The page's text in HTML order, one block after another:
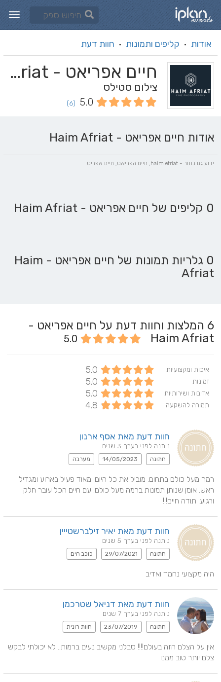
אודות · קליפים ותמונות · חוות דעת
חיים אפריאט - Haim Afriat
צילום סטילס
5.0
(6)
אודות חיים אפריאט - Haim Afriat
ידוע גם בתור - haim efriat, חיים הפריאט, חיים אפריט
0 קליפים של חיים אפריאט - Haim Afriat
0 גלריות תמונות של חיים אפריאט - Haim
Afriat
6 המלצות וחוות דעת על חיים אפריאט -
Haim Afriat
5.0
איכות ומקצועיות 5.0
זמינות 5.0
אדיבות ושירותיות 5.0
תמורה להשקעה 4.8
חוות דעת מאת אסף ארנון
ניתנה לפני בערך 3 שנים
חתונה 14/05/2023 מערבה
ורגוע. תודה חיים!!!
חוות דעת מאת יאיר זילברשטייין
ניתנה לפני בערך 5 שנים
חתונה 29/07/2021 כוכב הים
היה מקצועי נחמד ואדיב
חוות דעת מאת דניאל שטרכמן
ניתנה לפני בערך 7 שנים
חתונה 23/07/2019 חוות רונית
צלם יותר טוב ממנו